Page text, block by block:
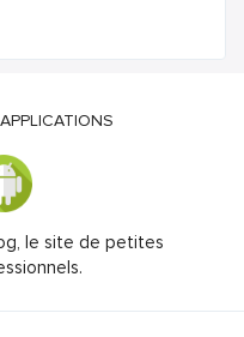
le site de petites